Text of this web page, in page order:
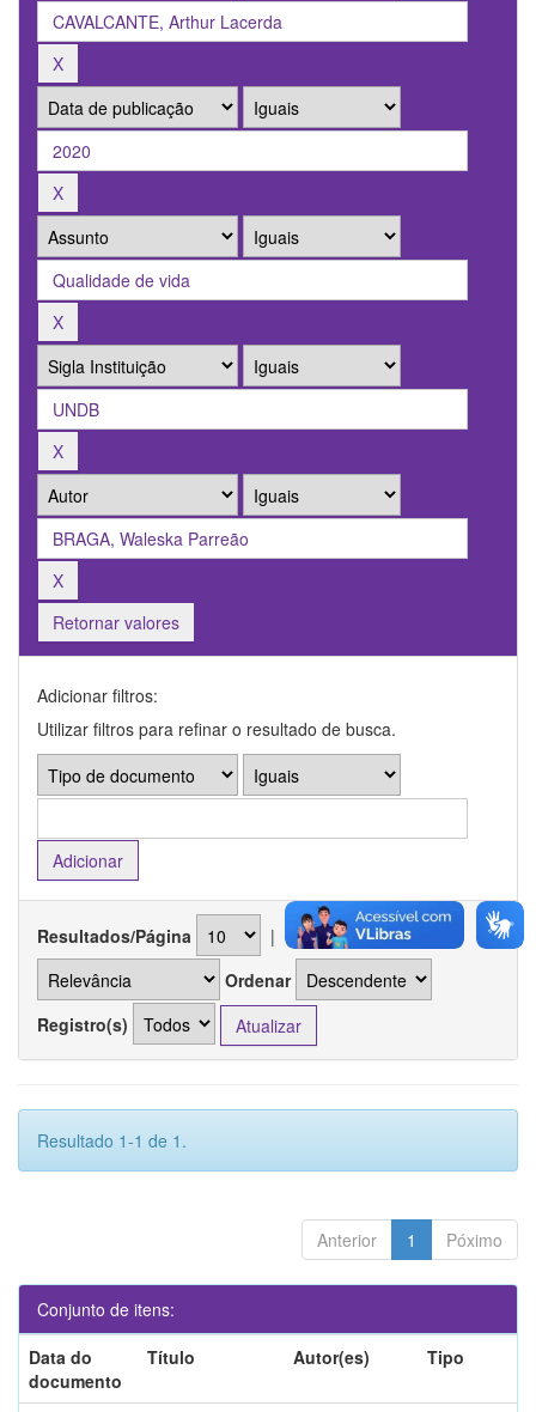
Retornar valores
Adicionar filtros:
Utilizar filtros para refinar o resultado de busca.
Resultados/Página | Ordenar registros por
Ordenar
Registro(s)
Resultado 1-1 de 1.
Anterior 1 Póximo
Conjunto de itens:
Data do
documento
Título Autor(es) Tipo